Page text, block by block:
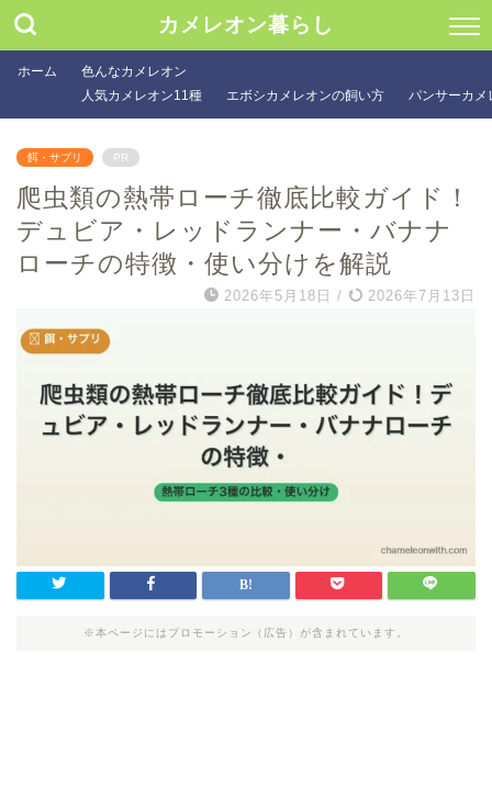
カメレオン暮らし
ホーム
色んなカメレオン
人気カメレオン11種
エボシカメレオンの飼い方 パンサーカメ
餌・サプリ PR
爬虫類の熱帯ローチ徹底比較ガイド！
デュビア・レッドランナー・バナナ
ローチの特徴・使い分けを解説
2026年5月18日 / 2026年7月13日
※本ページにはプロモーション（広告）が含まれています。